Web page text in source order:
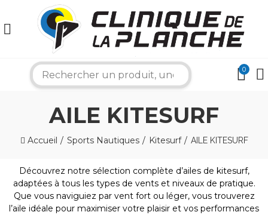
0
AILE KITESURF
Accueil Sports Nautiques Kitesurf AILE KITESURF
Découvrez notre sélection complète d’ailes de kitesurf,
adaptées à tous les types de vents et niveaux de pratique.
Que vous naviguiez par vent fort ou léger, vous trouverez
l’aile idéale pour maximiser votre plaisir et vos performances
×